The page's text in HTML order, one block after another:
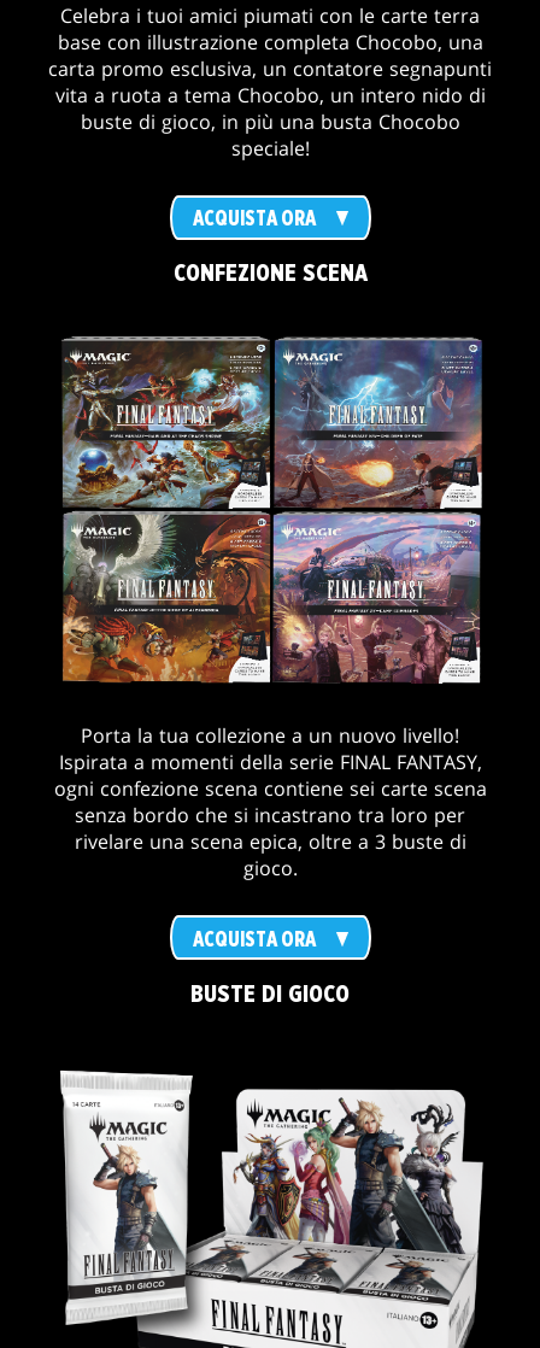
Celebra i tuoi amici piumati con le carte terra
base con illustrazione completa Chocobo, una
carta promo esclusiva, un contatore segnapunti
vita a ruota a tema Chocobo, un intero nido di
buste di gioco, in più una busta Chocobo
speciale!
ACQUISTA ORA
CONFEZIONE SCENA
Porta la tua collezione a un nuovo livello!
Ispirata a momenti della serie FINAL FANTASY,
ogni confezione scena contiene sei carte scena
senza bordo che si incastrano tra loro per
rivelare una scena epica, oltre a 3 buste di
gioco.
ACQUISTA ORA
BUSTE DI GIOCO